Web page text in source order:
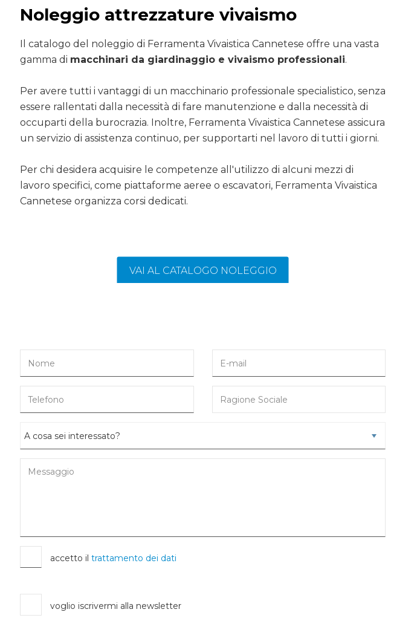
Noleggio attrezzature vivaismo
Il catalogo del noleggio di Ferramenta Vivaistica Cannetese offre una vasta
gamma di macchinari da giardinaggio e vivaismo professionali.
Per avere tutti i vantaggi di un macchinario professionale specialistico, senza
essere rallentati dalla necessità di fare manutenzione e dalla necessità di
occuparti della burocrazia. Inoltre, Ferramenta Vivaistica Cannetese assicura
un servizio di assistenza continuo, per supportarti nel lavoro di tutti i giorni.
Per chi desidera acquisire le competenze all'utilizzo di alcuni mezzi di
lavoro specifici, come piattaforme aeree o escavatori, Ferramenta Vivaistica
Cannetese organizza corsi dedicati.
VAI AL CATALOGO NOLEGGIO
accetto il trattamento dei dati
voglio iscrivermi alla newsletter